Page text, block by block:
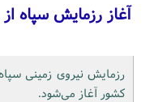
رزمایش نیروی زمینی
کشور آغاز می‌شود.